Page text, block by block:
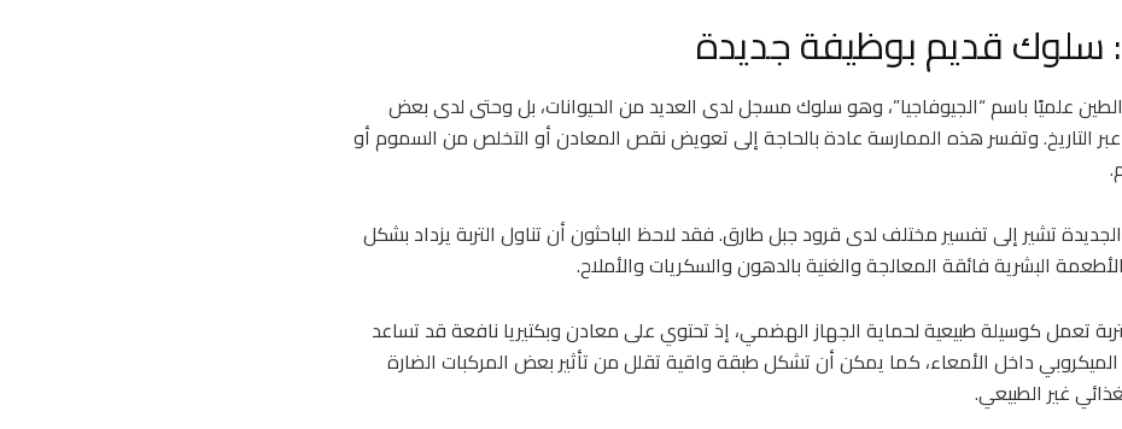
سلوك قديم بوظيفة جديدة
علميًا باسم “الجيوفاجيا”، وهو سلوك مسجل لدى العديد من الحيوانات، بل وحتى لدى بعض
التاريخ. وتفسر هذه الممارسة عادة بالحاجة إلى تعويض نقص المعادن أو التخلص من السموم أو
الجديدة تشير إلى تفسير مختلف لدى قرود جبل طارق. فقد لاحظ الباحثون أن تناول التربة يزداد بشكل
البشرية فائقة المعالجة والغنية بالدهون والسكريات والأملاح.
تعمل كوسيلة طبيعية لحماية الجهاز الهضمي، إذ تحتوي على معادن وبكتيريا نافعة قد تساعد
الميكروبي داخل الأمعاء، كما يمكن أن تشكل طبقة واقية تقلل من تأثير بعض المركبات الضارة
غير الطبيعي.